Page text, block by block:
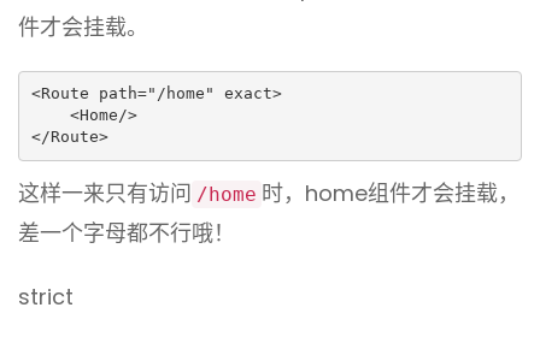
件才会挂载。
<Route path="/home" exact>
</Route>
这样一来只有访问 /home 时，home组件才会挂载，
差一个字母都不行哦！
strict